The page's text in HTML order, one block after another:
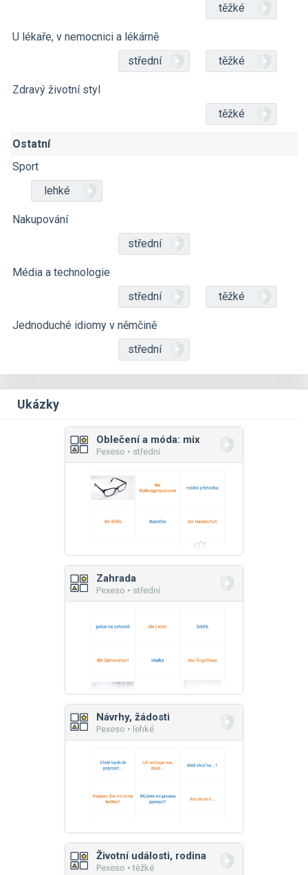
těžké
U lékaře, v nemocnici a lékárně
střední
těžké
Zdravý životní styl
těžké
Ostatní
Sport
lehké
Nakupování
střední
Média a technologie
střední
těžké
Jednoduché idiomy v němčině
střední
Ukázky
Oblečení a móda: mix
Pexeso • střední
Zahrada
Pexeso • střední
Návrhy, žádosti
Pexeso • lehké
Životní události, rodina
Pexeso • těžké